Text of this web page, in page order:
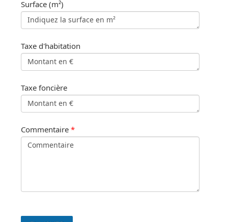
Surface (m²)
Taxe d'habitation
Taxe foncière
Commentaire *